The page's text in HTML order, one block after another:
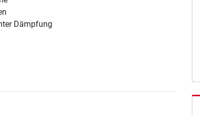
Dämpfung